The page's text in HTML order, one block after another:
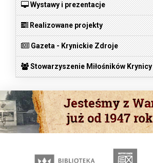
Wystawy i prezentacje
Realizowane projekty
Gazeta - Krynickie Zdroje
Stowarzyszenie Miłośników Krynicy